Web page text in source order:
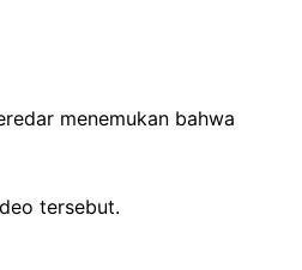
menemukan bahwa
tersebut.